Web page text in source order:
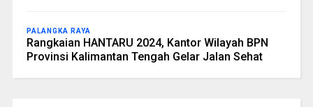
PALANGKA RAYA
Rangkaian HANTARU 2024, Kantor Wilayah BPN
Provinsi Kalimantan Tengah Gelar Jalan Sehat